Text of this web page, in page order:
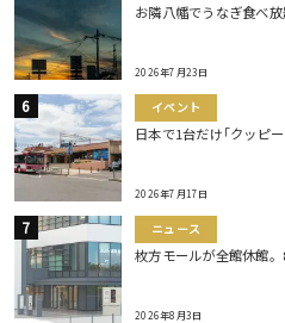
お隣八幡でうなぎ食べ放
2026年7月23日
イベント
日本で1台だけ｢クッピ
2026年7月17日
ニュース
枚方モールが全館休館
2026年8月3日